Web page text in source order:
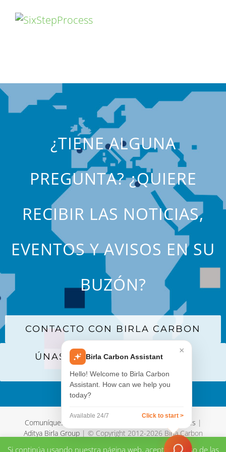
¿TIENE ALGUNA
PREGUNTA? ¿QUIERE
RECIBIR LAS NOTICIAS,
EVENTOS Y AVISOS EN SU
BUZÓN?
CONTACTO CON BIRLA CARBON
ÚNASE A NUESTRA LISTA DE
Comuníquese con nosotros Términos y Condiciones |
Aditya Birla Group| © Copyright 2012-2026 Birla Carbon
Si continúa usando nuestra página web, aceptará el uso de las
×
Birla Carbon Assistant
Hello! Welcome to Birla Carbon
Assistant. How can we help you
today?
Available 24/7 Click to start >